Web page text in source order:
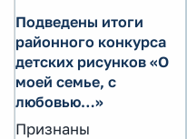
Подведены итоги
районного конкурса
детских рисунков «О
моей семье, с
любовью…»
Признаны